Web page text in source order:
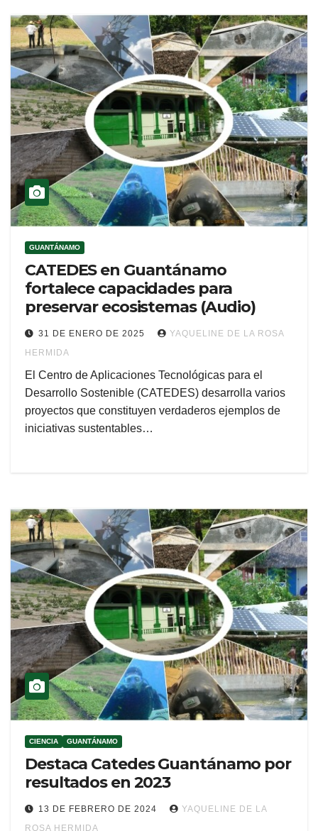
GUANTÁNAMO
CATEDES en Guantánamo
fortalece capacidades para
preservar ecosistemas (Audio)
31 DE ENERO DE 2025
YAQUELINE DE LA ROSA
HERMIDA
El Centro de Aplicaciones Tecnológicas para el
Desarrollo Sostenible (CATEDES) desarrolla varios
proyectos que constituyen verdaderos ejemplos de
iniciativas sustentables…
CIENCIA GUANTÁNAMO
Destaca Catedes Guantánamo por
resultados en 2023
13 DE FEBRERO DE 2024
YAQUELINE DE LA
ROSA HERMIDA